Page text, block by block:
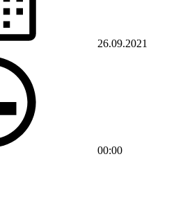
26.09.2021
00:00